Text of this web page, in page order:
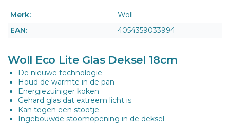
Merk:
Woll
EAN:
4054359033994
Woll Eco Lite Glas Deksel 18cm
De nieuwe technologie
Houd de warmte in de pan
Energiezuiniger koken
Gehard glas dat extreem licht is
Kan tegen een stootje
Ingebouwde stoomopening in de deksel